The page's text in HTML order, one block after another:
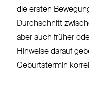
die ersten
Durchschnitt
aber auch früher
Hinweise darauf
Geburtstermin